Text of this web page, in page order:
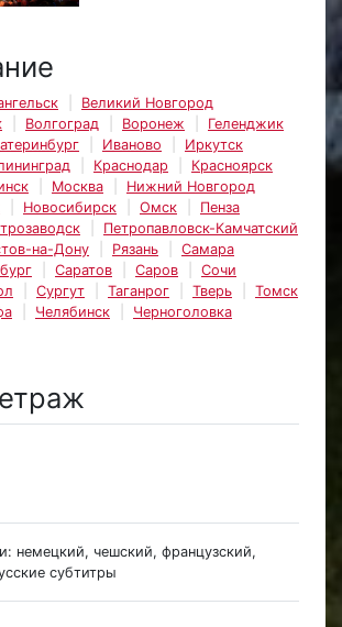
Великий Новгород
Волгоград Воронеж
Геленджик
Иваново
Иркутск
Краснодар
Красноярск
Москва
Нижний Новгород
Новосибирск Омск
Пенза
Петропавловск-Камчатский
на-Дону Рязань
Самара
Саратов Саров
Сочи
Сургут Таганрог Тверь
Томск
Челябинск
Черноголовка
немецкий, чешский, французский,
субтитры